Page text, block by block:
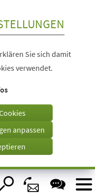
Sie sich damit
verwendet.
anpassen